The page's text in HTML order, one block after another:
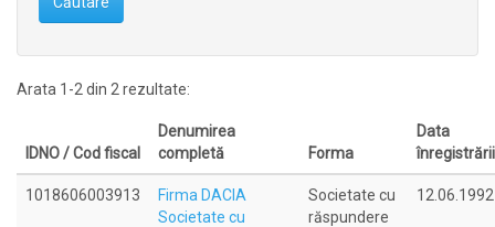
Arata 1-2 din 2 rezultate:
IDNO / Cod fiscal
Denumirea
completă
Forma
Data
înregistrării
1018606003913
Firma DACIA
Societate cu
Societate cu
răspundere
12.06.1992